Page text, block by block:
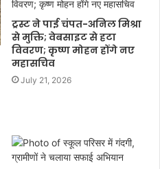
ट्रस्ट ने पाई चंपत-अनिल मिश्रा
से मुक्ति; वेबसाइट से हटा
विवरण; कृष्ण मोहन होंगे नए
महासचिव
July 21, 2026